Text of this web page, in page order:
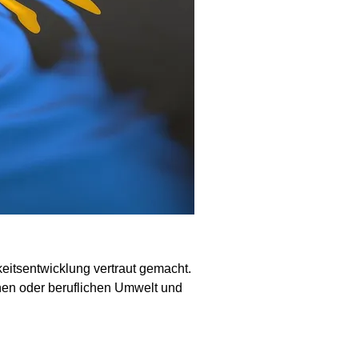
vertraut gemacht.
oder beruflichen Umwelt und